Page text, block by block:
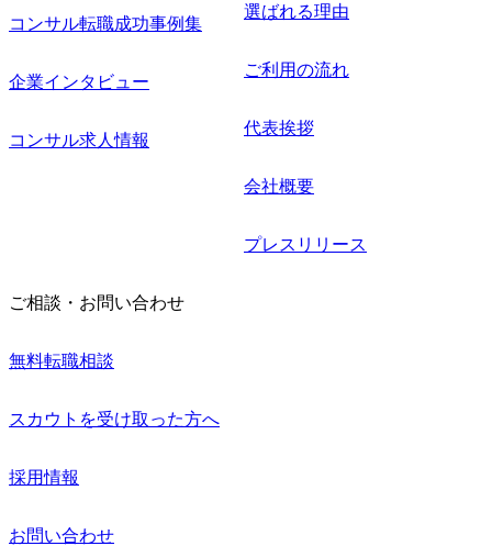
コンサル転職成功事例集
企業インタビュー
コンサル求人情報
選ばれる理由
ご利用の流れ
代表挨拶
会社概要
プレスリリース
ご相談・お問い合わせ
無料転職相談
スカウトを受け取った方へ
採用情報
お問い合わせ